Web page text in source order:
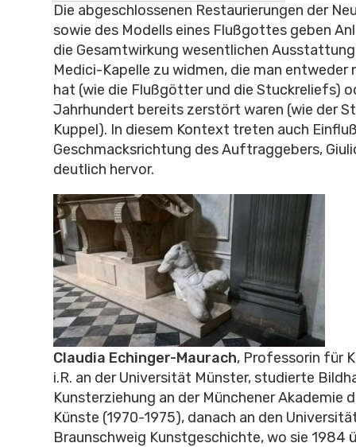
Die abgeschlossenen Restaurierungen der
sowie des Modells eines Flußgottes geben
die Gesamtwirkung wesentlichen
Medici-Kapelle zu widmen, die man entweder
hat (wie die Flußgötter und die Stuckreliefs)
Jahrhundert bereits zerstört waren (wie der
Kuppel). In diesem Kontext treten auch
Geschmacksrichtung des Auftraggebers,
deutlich hervor.
Claudia Echinger-Maurach, Professorin für
i.R. an der Universität Münster, studierte
Kunsterziehung an der Münchener Akademie
Künste (1970-1975), danach an den
Braunschweig Kunstgeschichte, wo sie 1984